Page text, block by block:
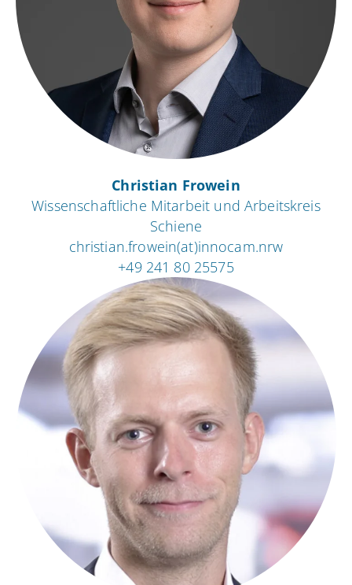
Christian Frowein
Wissenschaftliche Mitarbeit und Arbeitskreis
Schiene
christian.frowein(at)innocam.nrw
+49 241 80 25575